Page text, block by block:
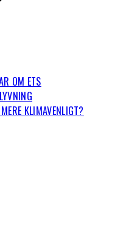
OM ETS
KLIMAVENLIGT?